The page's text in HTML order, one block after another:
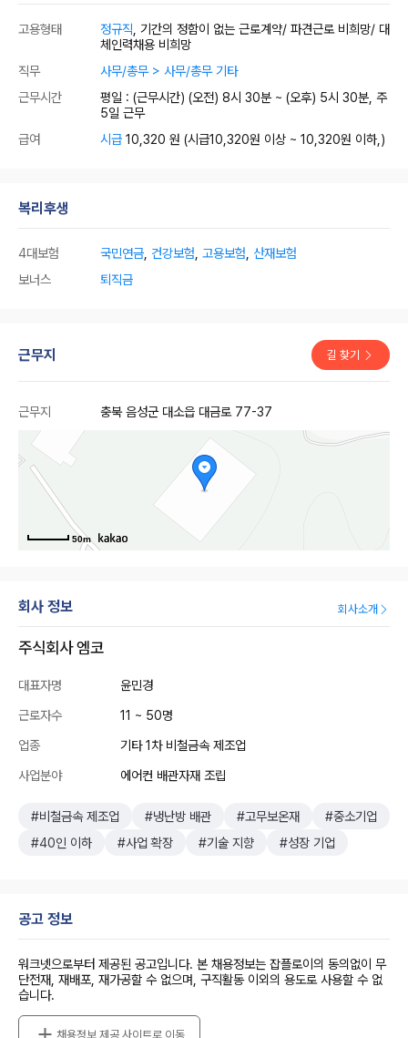
고용형태 정규직 , 기간의 정함이 없는 근로계약/ 파견근로 비희망/ 대
체인력채용 비희망
직무
사무/총무 > 사무/총무 기타
근무시간
평일 : (근무시간) (오전) 8시 30분 ~ (오후) 5시 30분, 주
5일 근무
급여
시급 10,320 원 (시급10,320원 이상 ~ 10,320원 이하,)
복리후생
4대보험 국민연금 건강보험 고용보험 산재보험
보너스
퇴직금
근무지 길 찾기
근무지 충북 음성군 대소읍 대금로 77-37
50m
회사 정보 회사소개
주식회사 엠코
대표자명
윤민경
근로자수
11 ~ 50명
업종
기타 1차 비철금속 제조업
사업분야
에어컨 배관자재 조립
#비철금속 제조업 #냉난방 배관 #고무보온재
#중소기업
#40인 이하
#사업 확장 #기술 지향 #성장 기업
공고 정보
워크넷으로부터 제공된 공고입니다. 본 채용정보는 잡플로이의 동의없이 무
단전재, 재배포, 재가공할 수 없으며, 구직활동 이외의 용도로 사용할 수 없
습니다.
채용정보 제공 사이트로 이동